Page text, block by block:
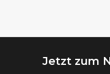
Jetzt zum